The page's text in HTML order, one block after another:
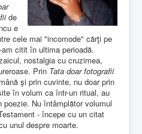
de
e
cele mai "incomode" cărţi pe
citit în ultima perioadă.
nostalgia cu cruzimea,
Prin Tata doar fotografii
şi prin cuvinte, nu doar prin
în volum ca într-un ritual, au
Nu întâmplător volumul
- începe cu un citat
unul despre moarte.